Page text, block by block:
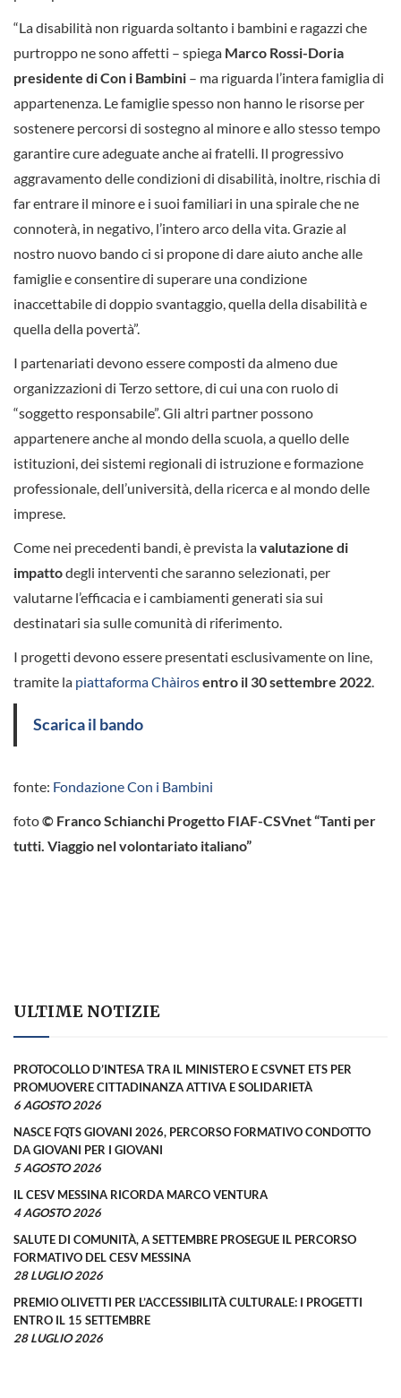
“La disabilità non riguarda soltanto i bambini e ragazzi che
purtroppo ne sono affetti – spiega Marco Rossi-Doria
presidente di Con i Bambini – ma riguarda l’intera famiglia di
appartenenza. Le famiglie spesso non hanno le risorse per
sostenere percorsi di sostegno al minore e allo stesso tempo
garantire cure adeguate anche ai fratelli. Il progressivo
aggravamento delle condizioni di disabilità, inoltre, rischia di
far entrare il minore e i suoi familiari in una spirale che ne
connoterà, in negativo, l’intero arco della vita. Grazie al
nostro nuovo bando ci si propone di dare aiuto anche alle
famiglie e consentire di superare una condizione
inaccettabile di doppio svantaggio, quella della disabilità e
quella della povertà”.
I partenariati devono essere composti da almeno due
organizzazioni di Terzo settore, di cui una con ruolo di
“soggetto responsabile”. Gli altri partner possono
appartenere anche al mondo della scuola, a quello delle
istituzioni, dei sistemi regionali di istruzione e formazione
professionale, dell’università, della ricerca e al mondo delle
imprese.
Come nei precedenti bandi, è prevista lavalutazione di
impattodegli interventi che saranno selezionati, per
valutarne l’efficacia e i cambiamenti generati sia sui
destinatari sia sulle comunità di riferimento.
I progetti devono essere presentati esclusivamente on line,
tramite la piattaforma Chàirosentro il 30 settembre 2022.
Scarica il bando
fonte: Fondazione Con i Bambini
foto© Franco Schianchi Progetto FIAF-CSVnet “Tanti per
tutti. Viaggio nel volontariato italiano”
ULTIME NOTIZIE
PROTOCOLLO D’INTESA TRA IL MINISTERO E CSVNET ETS PER
PROMUOVERE CITTADINANZA ATTIVA E SOLIDARIETÀ
6 AGOSTO 2026
NASCE FQTS GIOVANI 2026, PERCORSO FORMATIVO CONDOTTO
DA GIOVANI PER I GIOVANI
5 AGOSTO 2026
IL CESV MESSINA RICORDA MARCO VENTURA
4 AGOSTO 2026
SALUTE DI COMUNITÀ, A SETTEMBRE PROSEGUE IL PERCORSO
FORMATIVO DEL CESV MESSINA
28 LUGLIO 2026
PREMIO OLIVETTI PER L’ACCESSIBILITÀ CULTURALE: I PROGETTI
ENTRO IL 15 SETTEMBRE
28 LUGLIO 2026